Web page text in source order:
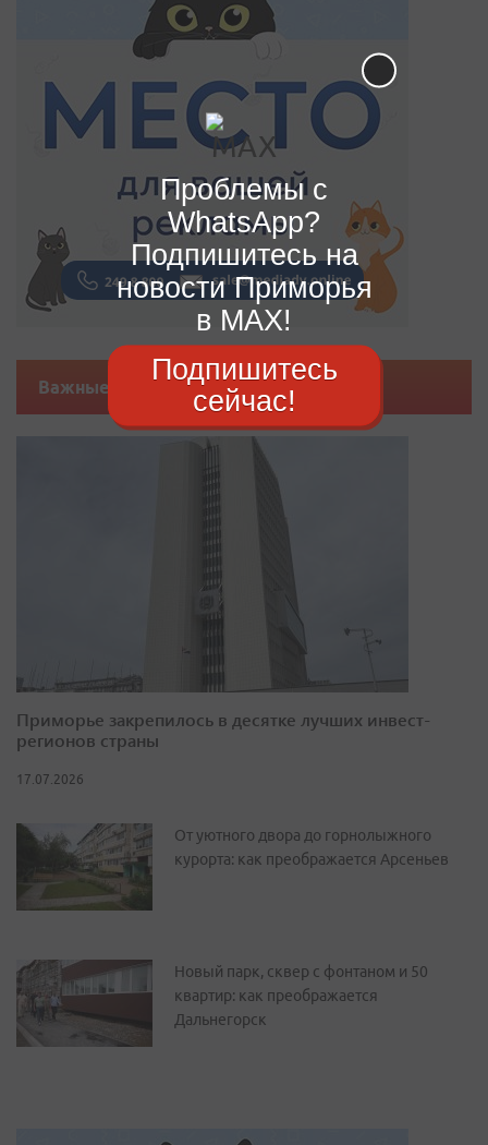
Важные новости
Приморье закрепилось в десятке лучших инвест-
регионов страны
17.07.2026
От уютного двора до горнолыжного
курорта: как преображается Арсеньев
Новый парк, сквер с фонтаном и 50
квартир: как преображается
Дальнегорск
Проблемы с
WhatsApp?
Подпишитесь на
новости Приморья
в MAX!
Подпишитесь
сейчас!